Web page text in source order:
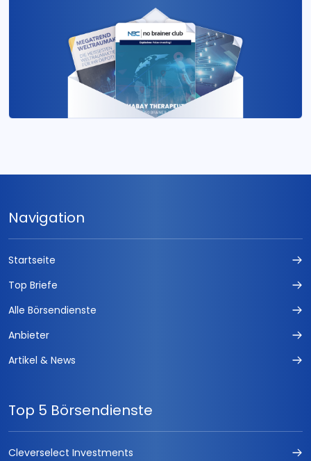
Navigation
Startseite
Top Briefe
Alle Börsendienste
Anbieter
Artikel & News
Top 5 Börsendienste
Cleverselect Investments